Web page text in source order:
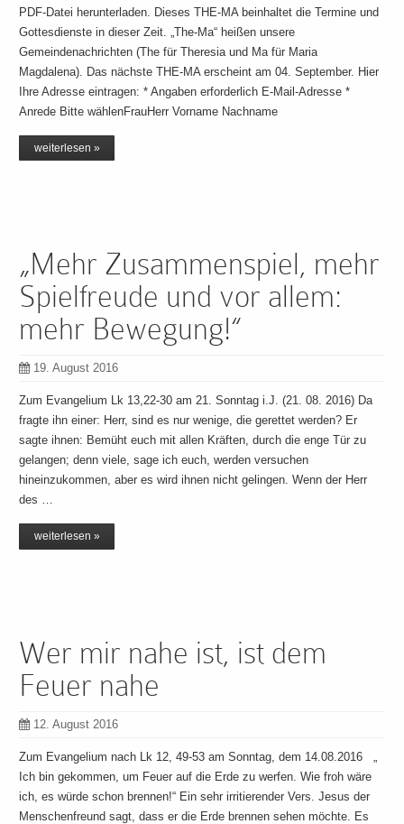
PDF-Datei herunterladen. Dieses THE-MA beinhaltet die Termine und
Gottesdienste in dieser Zeit. „The-Ma“ heißen unsere
Gemeindenachrichten (The für Theresia und Ma für Maria
Magdalena). Das nächste THE-MA erscheint am 04. September. Hier
Ihre Adresse eintragen: * Angaben erforderlich E-Mail-Adresse *
Anrede Bitte wählenFrauHerr Vorname Nachname
weiterlesen »
„Mehr Zusammenspiel, mehr
Spielfreude und vor allem:
mehr Bewegung!“
19. August 2016
Zum Evangelium Lk 13,22-30 am 21. Sonntag i.J. (21. 08. 2016) Da
fragte ihn einer: Herr, sind es nur wenige, die gerettet werden? Er
sagte ihnen: Bemüht euch mit allen Kräften, durch die enge Tür zu
gelangen; denn viele, sage ich euch, werden versuchen
hineinzukommen, aber es wird ihnen nicht gelingen. Wenn der Herr
des …
weiterlesen »
Wer mir nahe ist, ist dem
Feuer nahe
12. August 2016
Zum Evangelium nach Lk 12, 49-53 am Sonntag, dem 14.08.2016 „
Ich bin gekommen, um Feuer auf die Erde zu werfen. Wie froh wäre
ich, es würde schon brennen!“ Ein sehr irritierender Vers. Jesus der
Menschenfreund sagt, dass er die Erde brennen sehen möchte. Es